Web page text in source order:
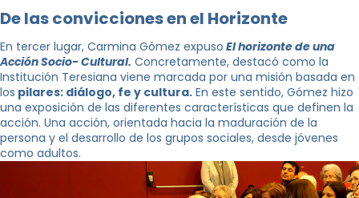
De las convicciones en el Horizonte
En tercer lugar, Carmina Gómez expuso El horizonte de una
Acción Socio- Cultural. Concretamente, destacó como la
Institución Teresiana viene marcada por una misión basada en
los pilares: diálogo, fe y cultura. En este sentido, Gómez hizo
una exposición de las diferentes características que definen la
acción. Una acción, orientada hacia la maduración de la
persona y el desarrollo de los grupos sociales, desde jóvenes
como adultos.